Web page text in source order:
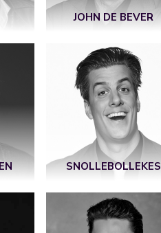
JOHN DE BEVER
SNOLLEBOLLEKES